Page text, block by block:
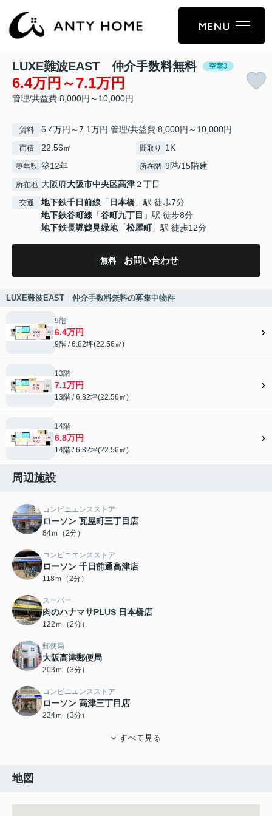
LUXE難波EAST 仲介手数料無料 空室3
6.4万円～7.1万円
管理/共益費 8,000円～10,000円
賃料 6.4万円～7.1万円 管理/共益費 8,000円～10,000円
面積 22.56㎡ 間取り 1K
築年数 築12年 所在階 9階/15階建
所在地 大阪府大阪市中央区高津２丁目
交通 地下鉄千日前線 「日本橋 」駅 徒歩7分
地下鉄谷町線 「谷町九丁目 」駅 徒歩8分
地下鉄長堀鶴見緑地「松屋町」駅 徒歩12分
無料 お問い合わせ
LUXE難波EAST 仲介手数料無料の募集中物件
9階
6.4万円
9階 / 6.82坪(22.56㎡)
13階
7.1万円
13階 / 6.82坪(22.56㎡)
14階
6.8万円
14階 / 6.82坪(22.56㎡)
周辺施設
コンビニエンスストア
ローソン 瓦屋町三丁目店
84ｍ（2分）
コンビニエンスストア
ローソン 千日前通高津店
118ｍ（2分）
スーパー
肉のハナマサPLUS 日本橋店
122ｍ（2分）
郵便局
大阪高津郵便局
203ｍ（3分）
コンビニエンスストア
ローソン 高津三丁目店
224ｍ（3分）
すべて見る
地図